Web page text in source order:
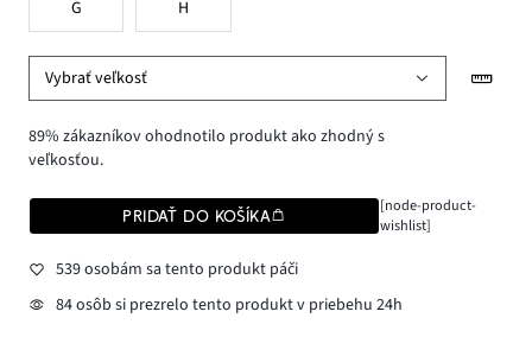
G H
Vybrať veľkosť
89% zákazníkov ohodnotilo produkt ako zhodný s
veľkosťou.
PRIDAŤ DO KOŠÍKA
[node-product-
wishlist]
539 osobám sa tento produkt páči
84 osôb si prezrelo tento produkt v priebehu 24h